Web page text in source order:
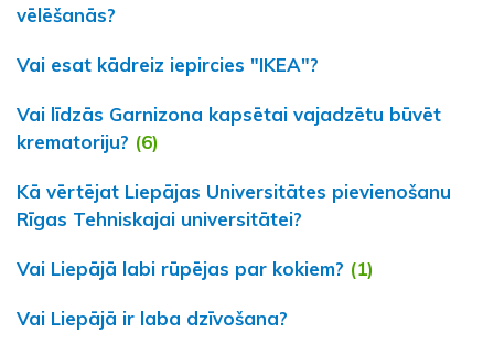
vēlēšanās?
Vai esat kādreiz iepircies "IKEA"?
Vai līdzās Garnizona kapsētai vajadzētu būvēt
krematoriju? (6)
Kā vērtējat Liepājas Universitātes pievienošanu
Rīgas Tehniskajai universitātei?
Vai Liepājā labi rūpējas par kokiem? (1)
Vai Liepājā ir laba dzīvošana?